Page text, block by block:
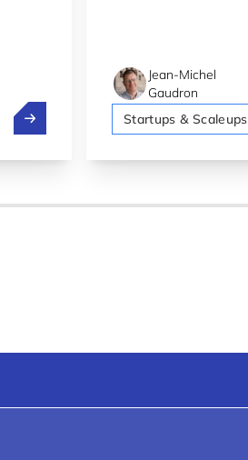
Fit 4 Start 啟動新徵求申請
Jean-Michel
Gaudron
Startups & Scaleups